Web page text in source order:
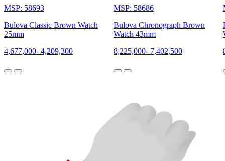
MSP: 58693
Bulova Classic Brown Watch
25mm
4,677,000- 4,209,300
MSP: 58686
Bulova Chronograph Brown
Watch 43mm
8,225,000- 7,402,500